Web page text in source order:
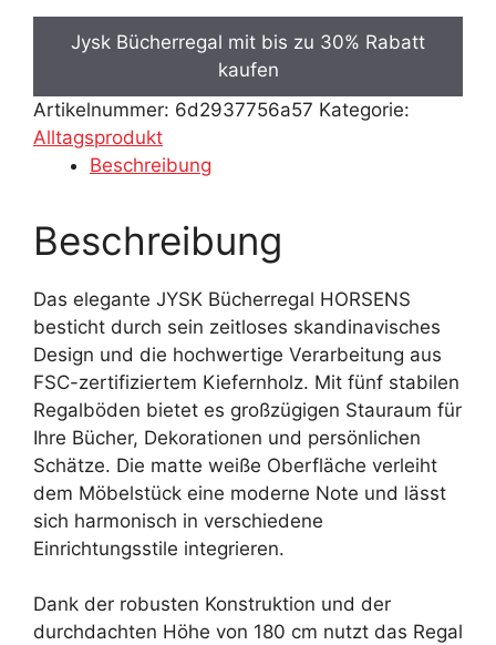
Jysk Bücherregal mit bis zu 30% Rabatt
kaufen
Artikelnummer: 6d2937756a57 Kategorie:
Alltagsprodukt
Beschreibung
Beschreibung
Das elegante JYSK Bücherregal HORSENS
besticht durch sein zeitloses skandinavisches
Design und die hochwertige Verarbeitung aus
FSC-zertifiziertem Kiefernholz. Mit fünf stabilen
Regalböden bietet es großzügigen Stauraum für
Ihre Bücher, Dekorationen und persönlichen
Schätze. Die matte weiße Oberfläche verleiht
dem Möbelstück eine moderne Note und lässt
sich harmonisch in verschiedene
Einrichtungsstile integrieren.
Dank der robusten Konstruktion und der
durchdachten Höhe von 180 cm nutzt das Regal